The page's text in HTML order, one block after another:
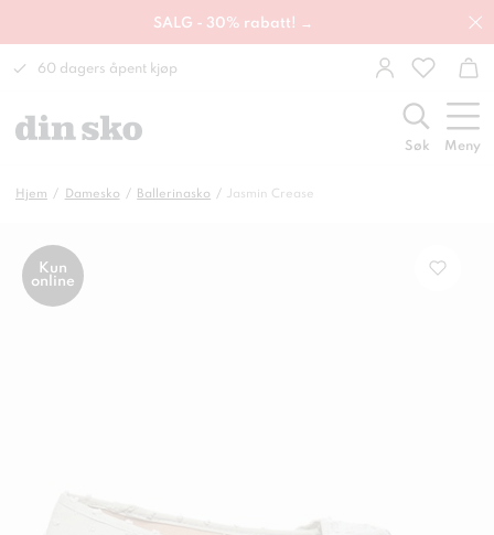
SALG - 30% rabatt! →
60 dagers åpent kjøp
Søk Meny
Hjem Damesko Ballerinasko Jasmin Crease
Kun
online